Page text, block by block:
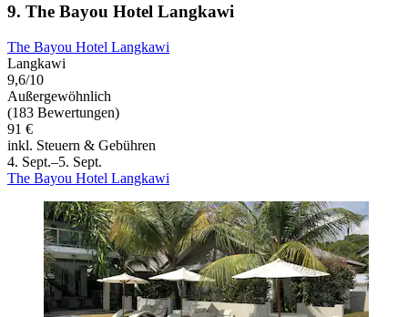
9. The Bayou Hotel Langkawi
The Bayou Hotel Langkawi
Langkawi
9,6/10
Außergewöhnlich
(183 Bewertungen)
91 €
inkl. Steuern & Gebühren
4. Sept.–5. Sept.
The Bayou Hotel Langkawi